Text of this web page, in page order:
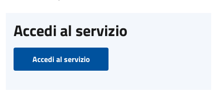
Accedi al servizio
Accedi al servizio